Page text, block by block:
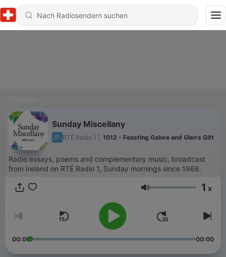
Sunday Miscellany
RTÉ Radio 1 1012 - Feasting Galore and Glen’s Gift
Radio essays, poems and complementary music, broadcast
from Ireland on RTÉ Radio 1, Sunday mornings since 1968.
Lautstärke 1 x
00:00 00:00